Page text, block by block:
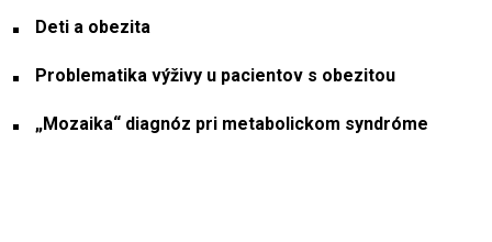
Deti a obezita
Problematika výživy u pacientov s obezitou
„Mozaika“ diagnóz pri metabolickom syndróme